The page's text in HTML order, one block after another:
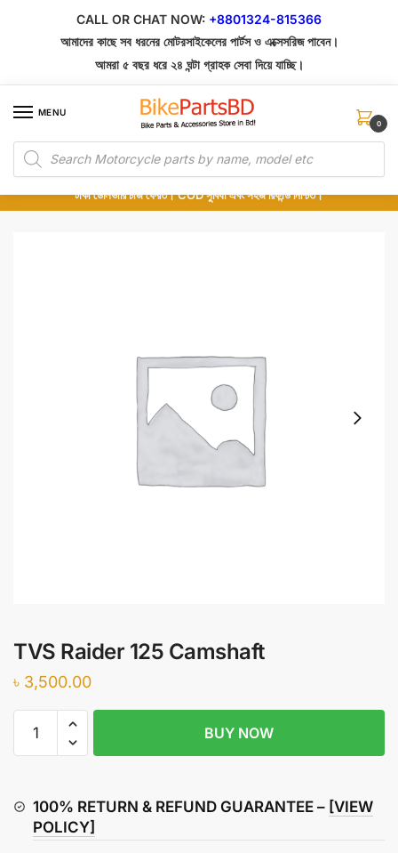
CALL OR CHAT NOW: +8801324-815366
আমাদের কাছে সব ধরনের মোটরসাইকেলের পার্টস ও এক্সেসরিজ পাবেন।
আমরা ৫ বছর ধরে ২৪ ঘন্টা গ্রাহক সেবা দিয়ে যাচ্ছি।
MENU
Products
search
0
১০০% অরিজিনাল পার্টস – শোরুম থেকে সরাসরি সংগ্রহ এবং শুধুমাত্র কুরিয়ার সার্ভিসে ডেলিভারি।
অর্ডার করার পর পার্টের ছবি দেখুন। পছন্দ হলে Cash on Delivery দিন, না হলে ৫ মিনিটে ১৯৯
টাকা ডেলিভারি চার্জ ফেরত। COD সুবিধা এবং সহজ রিফান্ড নিশ্চিত।
TVS Raider 125 Camshaft
৳ 3,500.00
Raider
quantity
BUY NOW
100% RETURN & REFUND GUARANTEE – [VIEW
POLICY]